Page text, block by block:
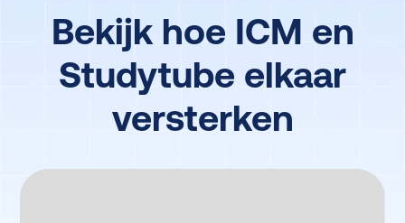
Bekijk hoe ICM en
Studytube elkaar
versterken